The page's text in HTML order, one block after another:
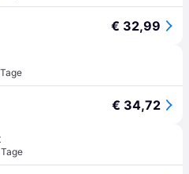
€ 32,99
€ 34,72